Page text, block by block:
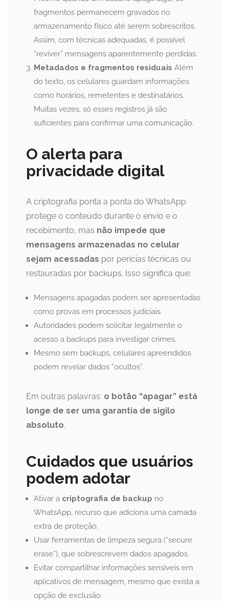
fragmentos permanecem gravados no
armazenamento físico até serem sobrescritos.
Assim, com técnicas adequadas, é possível
“reviver” mensagens aparentemente perdidas.
Metadados e fragmentos residuais Além
do texto, os celulares guardam informações
como horários, remetentes e destinatários.
Muitas vezes, só esses registros já são
suficientes para confirmar uma comunicação.
O alerta para
privacidade digital
A criptografia ponta a ponta do WhatsApp
protege o conteúdo durante o envio e o
recebimento, mas não impede que
mensagens armazenadas no celular
sejam acessadas por perícias técnicas ou
restauradas por backups. Isso significa que:
Mensagens apagadas podem ser apresentadas
como provas em processos judiciais.
Autoridades podem solicitar legalmente o
acesso a backups para investigar crimes.
Mesmo sem backups, celulares apreendidos
podem revelar dados “ocultos”.
Em outras palavras: o botão “apagar” está
longe de ser uma garantia de sigilo
absoluto.
Cuidados que usuários
podem adotar
Ativar a criptografia de backup no
WhatsApp, recurso que adiciona uma camada
extra de proteção.
Usar ferramentas de limpeza segura (“secure
erase”), que sobrescrevem dados apagados.
Evitar compartilhar informações sensíveis em
aplicativos de mensagem, mesmo que exista a
opção de exclusão.